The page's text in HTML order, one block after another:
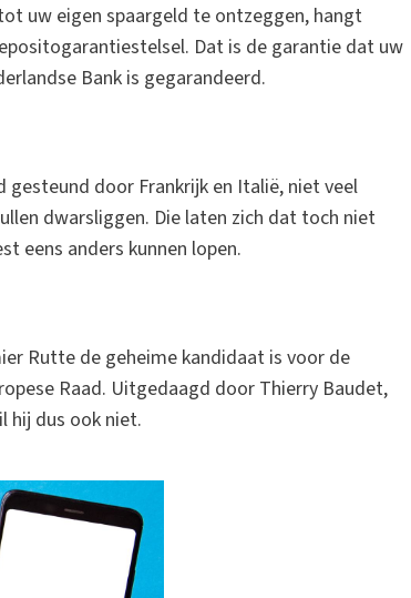
uw eigen spaargeld te ontzeggen, hangt
Dat is de garantie dat uw
Bank is gegarandeerd.
gesteund door Frankrijk en Italië, niet veel
dwarsliggen. Die laten zich dat toch niet
eens anders kunnen lopen.
Rutte de geheime kandidaat is voor de
Raad. Uitgedaagd door Thierry Baudet,
hij dus ook niet.